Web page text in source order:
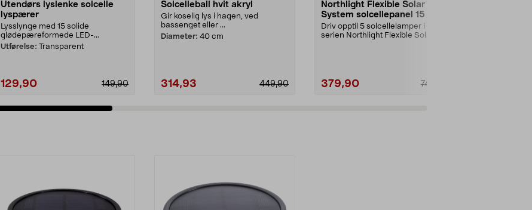
Utendørs lyslenke solcelle
lyspærer
Lysslynge med 15 solide
glødepæreformede LED-...
Utførelse: Transparent
129,90 149,90
Solcelleball hvit akryl
Gir koselig lys i hagen, ved
bassenget eller ...
Diameter: 40 cm
314,93 449,90
Northlight Flexible Solar
System solcellepanel 15 W
Driv opptil 5 solcellelamper i
serien Northlight Flexible Solar
379,90 749,00